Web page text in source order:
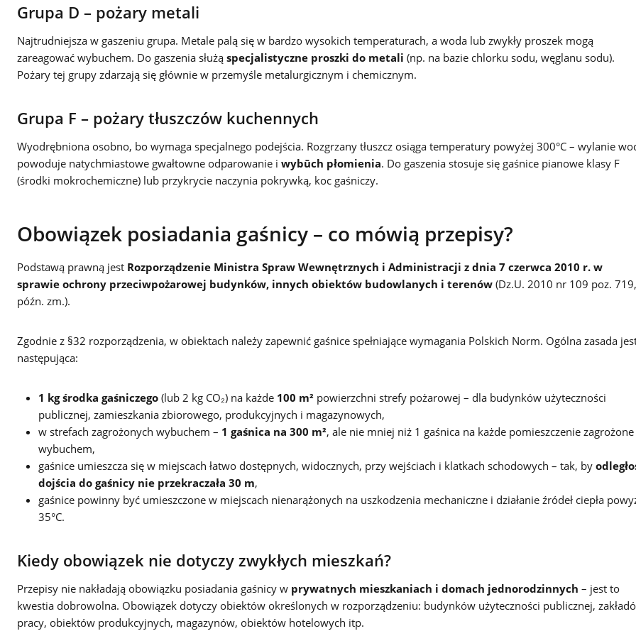
Grupa D – pożary metali
Najtrudniejsza w gaszeniu grupa. Metale palą się w bardzo wysokich temperaturach, a woda lub zwykły proszek mogą
zareagować wybuchem. Do gaszenia służą specjalistyczne proszki do metali (np. na bazie chlorku sodu, węglanu sodu).
Pożary tej grupy zdarzają się głównie w przemyśle metalurgicznym i chemicznym.
Grupa F – pożary tłuszczów kuchennych
Wyodrębniona osobno, bo wymaga specjalnego podejścia. Rozgrzany tłuszcz osiąga temperatury powyżej 300°C – wylanie
powoduje natychmiastowe gwałtowne odparowanie i wybūch płomienia. Do gaszenia stosuje się gaśnice pianowe klasy F
(środki mokrochemiczne) lub przykrycie naczynia pokrywką, koc gaśniczy.
Obowiązek posiadania gaśnicy – co mówią przepisy?
Podstawą prawną jest Rozporządzenie Ministra Spraw Wewnętrznych i Administracji z dnia 7 czerwca 2010 r. w
sprawie ochrony przeciwpożarowej budynków, innych obiektów budowlanych i terenów (Dz.U. 2010 nr 109 poz.
późn. zm.).
Zgodnie z §32 rozporządzenia, w obiektach należy zapewnić gaśnice spełniające wymagania Polskich Norm. Ogólna zasada
następująca:
1 kg środka gaśniczego (lub 2 kg CO₂) na każde 100 m² powierzchni strefy pożarowej – dla budynków użyteczności
publicznej, zamieszkania zbiorowego, produkcyjnych i magazynowych,
w strefach zagrożonych wybuchem – 1 gaśnica na 300 m², ale nie mniej niż 1 gaśnica na każde pomieszczenie zagrożone
wybuchem,
gaśnice umieszcza się w miejscach łatwo dostępnych, widocznych, przy wejściach i klatkach schodowych – tak, by
dojścia do gaśnicy nie przekraczała 30 m,
gaśnice powinny być umieszczone w miejscach nienarążonych na uszkodzenia mechaniczne i działanie źródeł ciepła
35°C.
Kiedy obowiązek nie dotyczy zwykłych mieszkań?
Przepisy nie nakładają obowiązku posiadania gaśnicy w prywatnych mieszkaniach i domach jednorodzinnych – jest to
kwestia dobrowolna. Obowiązek dotyczy obiektów określonych w rozporządzeniu: budynków użyteczności publicznej,
pracy, obiektów produkcyjnych, magazynów, obiektów hotelowych itp.